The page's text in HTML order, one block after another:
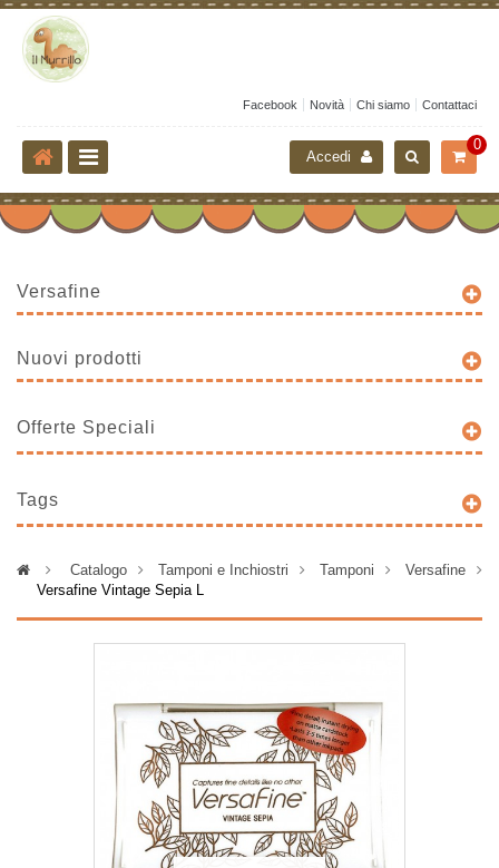
Facebook Novità Chi siamo Contattaci
0
Accedi
Versafine
Nuovi prodotti
Offerte Speciali
Tags
> Catalogo > Tamponi e Inchiostri > Tamponi >
Versafine
Versafine Vintage Sepia L